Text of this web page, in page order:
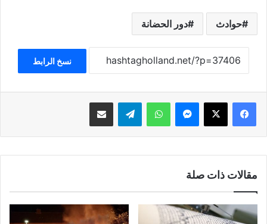
حوادث دور الحضانة
نسخ الرابط
فيسبوك ‫X ماسنجر واتساب تيلقرام مشاركة عبر البريد
مقالات ذات صلة